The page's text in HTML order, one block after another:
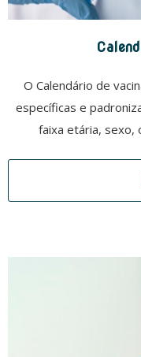
O Calendário de
específicas e
faixa etária, sexo,